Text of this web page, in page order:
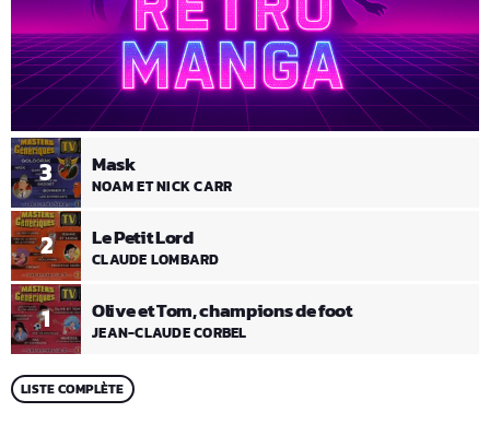
1 Olive et Tom, champions de foot
JEAN-CLAUDE CORBEL
2 Le Petit Lord
CLAUDE LOMBARD
3 Mask
NOAM ET NICK CARR
LISTE COMPLÈTE